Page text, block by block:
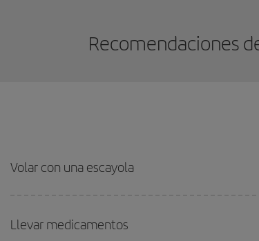
Recomendaciones
Volar con una escayola
Llevar medicamentos